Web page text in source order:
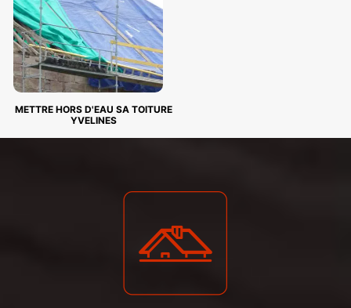
METTRE HORS D'EAU SA TOITURE
YVELINES